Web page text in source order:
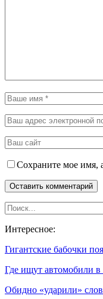
Сохраните мое имя,
Интересное:
Гигантские бабочки
Где ищут автомобили
Обидно «ударили»